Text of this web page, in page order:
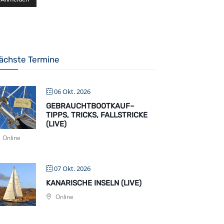
Termine
06 Okt. 2026
GEBRAUCHTBOOTKAUF–
TIPPS, TRICKS, FALLSTRICKE
(LIVE)
Online
07 Okt. 2026
KANARISCHE INSELN (LIVE)
Online